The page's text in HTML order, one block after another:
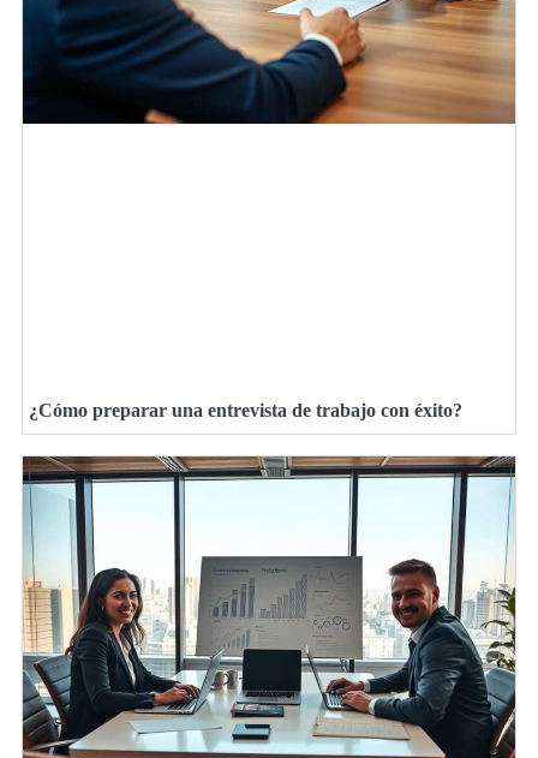
¿Cómo preparar una entrevista de trabajo con éxito?